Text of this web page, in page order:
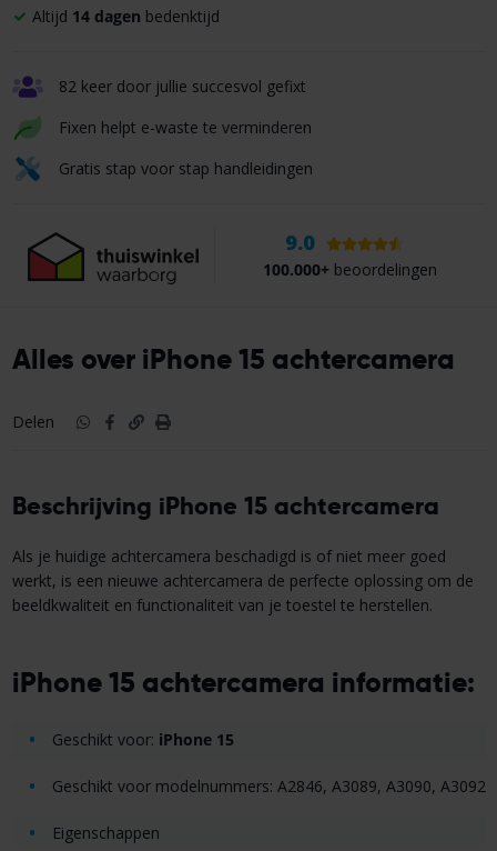
Altijd 14 dagen bedenktijd
82 keer door jullie succesvol gefixt
Fixen helpt e-waste te verminderen
Gratis stap voor stap handleidingen
9.0
100.000+ beoordelingen
Alles over iPhone 15 achtercamera
Delen
Beschrijving iPhone 15 achtercamera
Als je huidige achtercamera beschadigd is of niet meer goed
werkt, is een nieuwe achtercamera de perfecte oplossing om de
beeldkwaliteit en functionaliteit van je toestel te herstellen.
iPhone 15 achtercamera informatie:
Geschikt voor: iPhone 15
Geschikt voor modelnummers: A2846, A3089, A3090, A3092
Eigenschappen